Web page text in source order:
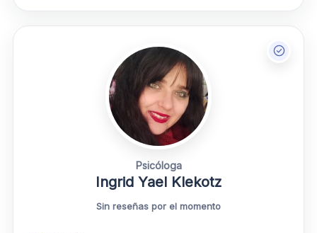
Psicóloga
Ingrid Yael Klekotz
Sin reseñas por el momento